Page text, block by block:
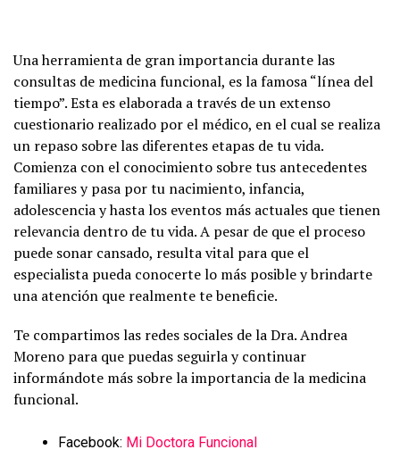
Una herramienta de gran importancia durante las
consultas de medicina funcional, es la famosa “línea del
tiempo”. Esta es elaborada a través de un extenso
cuestionario realizado por el médico, en el cual se realiza
un repaso sobre las diferentes etapas de tu vida.
Comienza con el conocimiento sobre tus antecedentes
familiares y pasa por tu nacimiento, infancia,
adolescencia y hasta los eventos más actuales que tienen
relevancia dentro de tu vida. A pesar de que el proceso
puede sonar cansado, resulta vital para que el
especialista pueda conocerte lo más posible y brindarte
una atención que realmente te beneficie.
Te compartimos las redes sociales de la Dra. Andrea
Moreno para que puedas seguirla y continuar
informándote más sobre la importancia de la medicina
funcional.
Facebook: Mi Doctora Funcional